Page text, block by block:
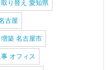
取り替え 愛知県
古屋
増築 名古屋市
事 オフィス